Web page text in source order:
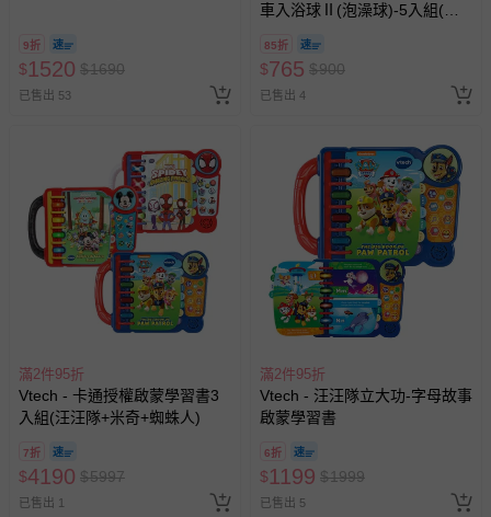
9折
$1520 $1690
已售出 53
車入浴球Ⅱ(泡澡球)-5入組(隨
85折
$765 $900
已售出 4
滿2件95折
Vtech - 卡通授權啟蒙學習書3
入組(汪汪隊+米奇+蜘蛛人)
7折
$4190 $5997
已售出 1
滿2件95折
Vtech - 汪汪隊立大功-字母故事
啟蒙學習書
6折
$1199 $1999
已售出 5